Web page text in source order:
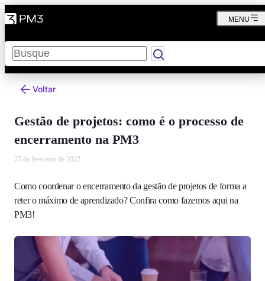
Pesquisar
MENU
Voltar
Gestão de projetos: como é o processo de
encerramento na PM3
25 de fevereiro de 2022
Como coordenar o encerramento da gestão de projetos de forma a
reter o máximo de aprendizado? Confira como fazemos aqui na
PM3!